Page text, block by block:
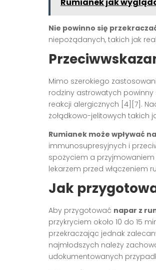
Nie powinno się
niepożądanych, takich jak
Mimo szerokiego
rodziny astrowatych powinny
reakcji alergicznych [4][7].
żołądkowo-jelitowych takich
Rumianek może wpływać
immunosupresyjnych i
spożyciem a
lekarzem przed włączeniem
Jak
Aby przygotować napar z
przykryciem około 10 do 15
przekraczając jednak
najmłodszych należy
udokumentowanych